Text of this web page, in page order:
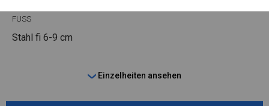
FUSS
Stahl fi 6-9 cm
Einzelheiten ansehen